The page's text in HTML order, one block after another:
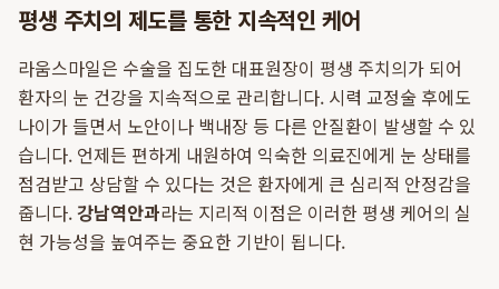
평생 주치의 제도를 통한 지속적인 케어
라움스마일은 수술을 집도한 대표원장이 평생 주치의가 되어
환자의 눈 건강을 지속적으로 관리합니다. 시력 교정술 후에도
나이가 들면서 노안이나 백내장 등 다른 안질환이 발생할 수 있
습니다. 언제든 편하게 내원하여 익숙한 의료진에게 눈 상태를
점검받고 상담할 수 있다는 것은 환자에게 큰 심리적 안정감을
줍니다. 강남역안과라는 지리적 이점은 이러한 평생 케어의 실
현 가능성을 높여주는 중요한 기반이 됩니다.